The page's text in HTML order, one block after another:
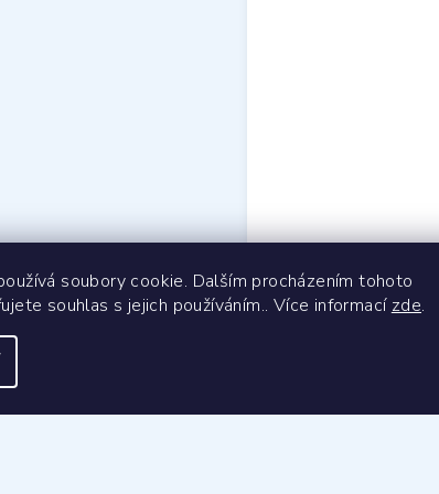
soubory cookie. Dalším procházením tohoto
souhlas s jejich používáním.. Více informací zde.
Kontakt